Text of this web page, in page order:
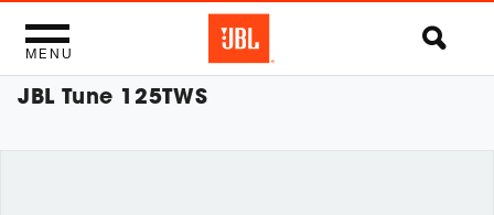
MENU
JBL Tune 125TWS